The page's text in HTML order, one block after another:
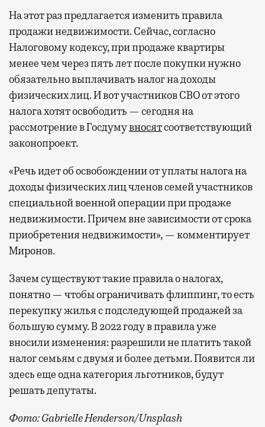
На этот раз предлагается изменить правила
продажи недвижимости. Сейчас, согласно
Налоговому кодексу, при продаже квартиры
менее чем через пять лет после покупки нужно
обязательно выплачивать налог на доходы
физических лиц. И вот участников СВО от этого
налога хотят освободить — сегодня на
рассмотрение в Госдумувносятсоответствующий
законопроект.
«Речь идет об освобождении от уплаты налога на
доходы физических лиц членов семей участников
специальной военной операции при продаже
недвижимости. Причем вне зависимости от срока
приобретения недвижимости», — комментирует
Миронов.
Зачем существуют такие правила о налогах,
понятно — чтобы ограничивать флиппинг, то есть
перекупку жилья с подследующей продажей за
большую сумму. В 2022 году в правила уже
вносили изменения: разрешили не платить такой
налог семьям с двумя и более детьми.Появится ли
здесь еще одна категорияльготников, будут
решать депутаты.
Фото: Gabrielle Henderson/Unsplash